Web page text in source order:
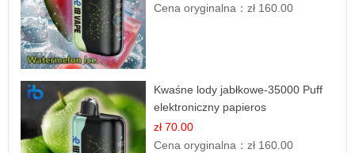
Cena oryginalna：zł 160.00
Kwaśne lody jabłkowe-35000 Puff
elektroniczny papieros
zł 70.00
Cena oryginalna：zł 160.00